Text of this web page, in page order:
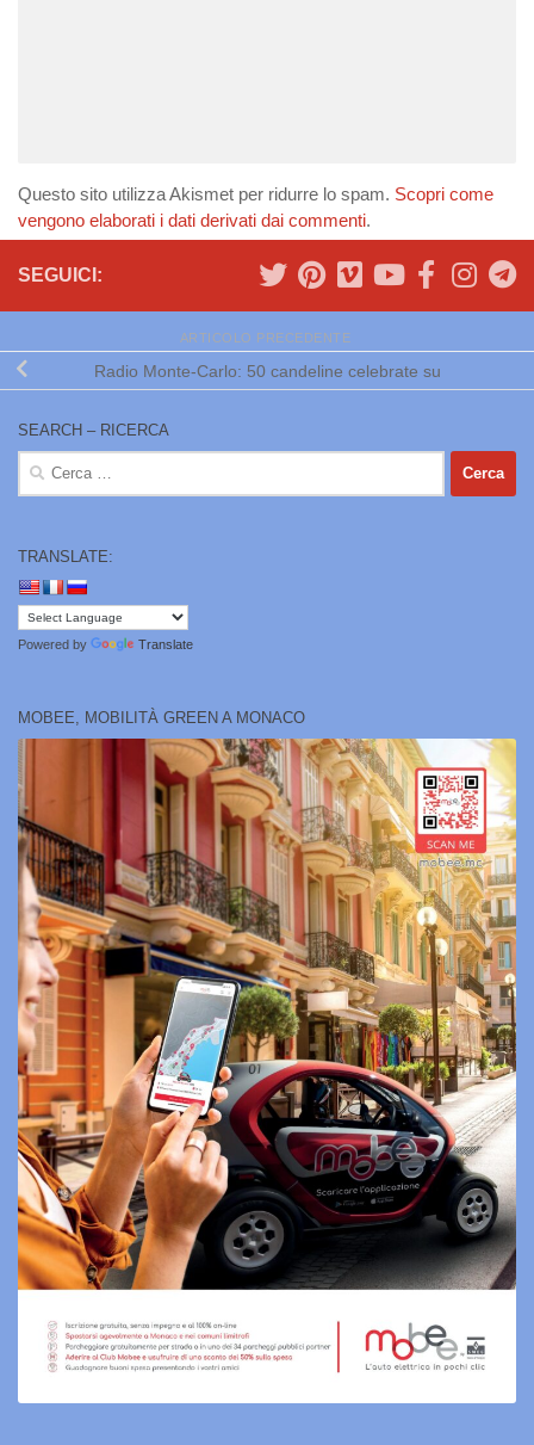
Questo sito utilizza Akismet per ridurre lo spam. Scopri come
vengono elaborati i dati derivati dai commenti.
SEGUICI:
ARTICOLO PRECEDENTE
Radio Monte-Carlo: 50 candeline celebrate su
SEARCH – RICERCA
Ricerca
TRANSLATE:
Powered by Translate
MOBEE, MOBILITÀ GREEN A MONACO